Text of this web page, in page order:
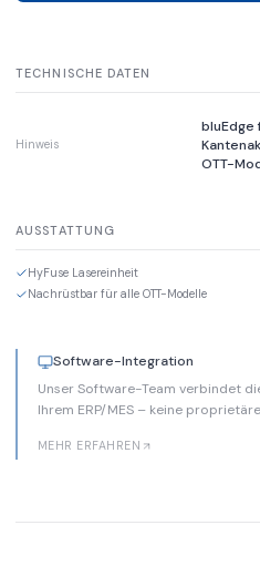
TECHNISCHE DATEN
Hinweis
bluEdge
OTT-
AUSSTATTUNG
HyFuse Lasereinheit
Nachrüstbar für alle OTT-Modelle
Software-Integration
Unser Software-Team verbindet
Ihrem ERP/MES – keine
MEHR ERFAHREN